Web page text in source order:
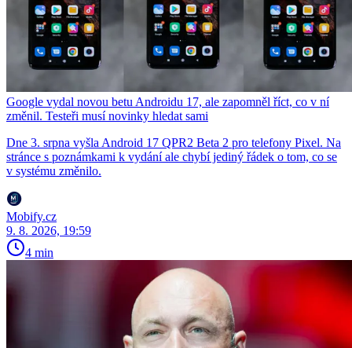
Google vydal novou betu Androidu 17, ale zapomněl říct, co v ní
změnil. Testeři musí novinky hledat sami
Dne 3. srpna vyšla Android 17 QPR2 Beta 2 pro telefony Pixel. Na
stránce s poznámkami k vydání ale chybí jediný řádek o tom, co se
v systému změnilo.
Mobify.cz
9. 8. 2026, 19:59
4 min